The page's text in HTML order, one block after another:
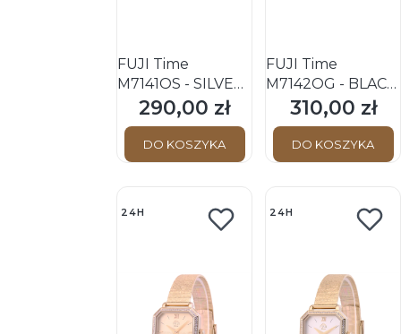
FUJI Time
M7141QS - SILVER
- Damski - Zegarek
kwarcowy na
bransolecie
Cena
290,00 zł
DO KOSZYKA
FUJI Time
M7142QG - BLACK
- Damski - Zegarek
kwarcowy na
bransolecie
Cena
310,00 zł
DO KOSZYKA
24H 24H